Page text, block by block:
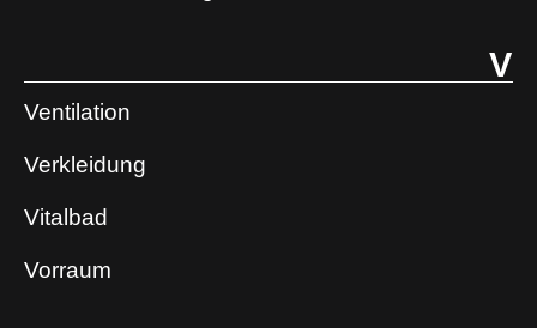
V
Ventilation
Verkleidung
Vitalbad
Vorraum